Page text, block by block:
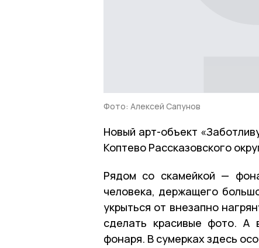
Фото: Алексей Сапунов
Новый арт-объект
Коптево Рассказовского
Рядом со скамейкой —
человека, держащего
укрыться от внезапно
сделать красивые фото. А
фонаря. В сумерках здесь